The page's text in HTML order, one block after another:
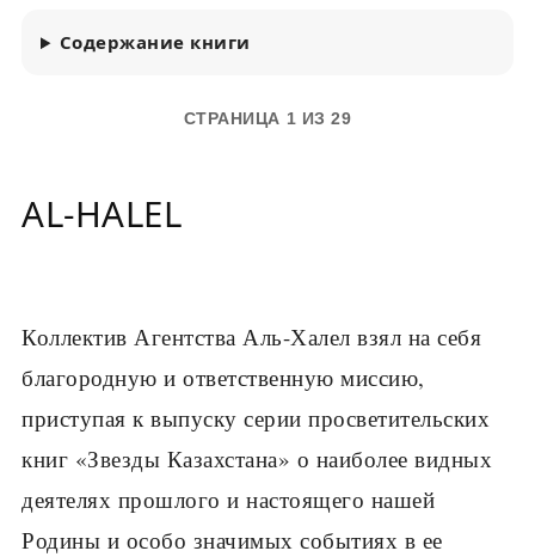
Содержание книги
СТРАНИЦА 1 ИЗ 29
AL-HALEL
Коллектив Агентства Аль-Халел взял на себя
благородную и ответственную миссию,
приступая к выпуску серии просветительских
книг «Звезды Казахстана» о наиболее видных
деятелях прошлого и настоящего нашей
Родины и особо значимых событиях в ее